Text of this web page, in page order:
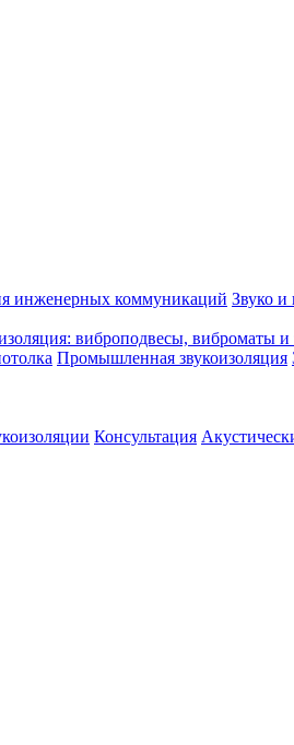
инженерных коммуникаций Звуко и
виброподвесы, виброматы и
Промышленная звукоизоляция
Консультация